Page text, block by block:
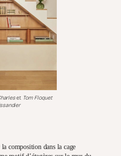
et Tom Floquet
composition dans la cage